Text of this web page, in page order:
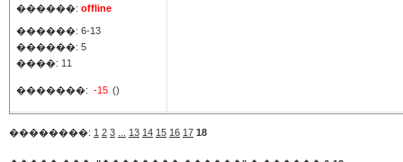
������: offline
������: 6-13
������: 5
����: 11
�������: -15 ()
��������: 1 2 3 13 14 15 16 17 18